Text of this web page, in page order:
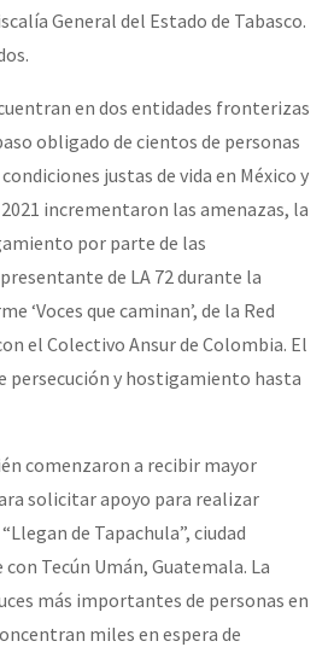
la Humanidad. (Las poblaciones y
General del Estado de Tabasco.
en dos entidades fronterizas
obligado de cientos de personas
justas de vida en México y
incrementaron las amenazas, la
por parte de las
de LA 72 durante la
‘Voces que caminan’, de la Red
el Colectivo Ansur de Colombia. El
persecución y hostigamiento hasta
comenzaron a recibir mayor
solicitar apoyo para realizar
de Tapachula”, ciudad
Tecún Umán, Guatemala. La
más importantes de personas en
miles en espera de